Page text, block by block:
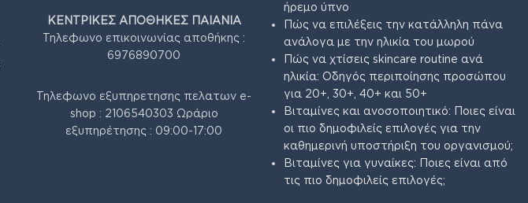
ΚΕΝΤΡΙΚΕΣ ΑΠΟΘΗΚΕΣ ΠΑΙΑΝΙΑ
Τηλεφωνο επικοινωνίας αποθήκης :
6976890700
Τηλεφωνο εξυπηρετησης πελατων e-
shop : 2106540303 Ωράριο
εξυπηρέτησης : 09:00-17:00
ήρεμο ύπνο
Πώς να επιλέξεις την κατάλληλη πάνα
ανάλογα με την ηλικία του μωρού
Πώς να χτίσεις skincare routine ανά
ηλικία: Οδηγός περιποίησης προσώπου
για 20+, 30+, 40+ και 50+
Βιταμίνες και ανοσοποιητικό: Ποιες είναι
οι πιο δημοφιλείς επιλογές για την
καθημερινή υποστήριξη του οργανισμού;
Βιταμίνες για γυναίκες: Ποιες είναι από
τις πιο δημοφιλείς επιλογές;